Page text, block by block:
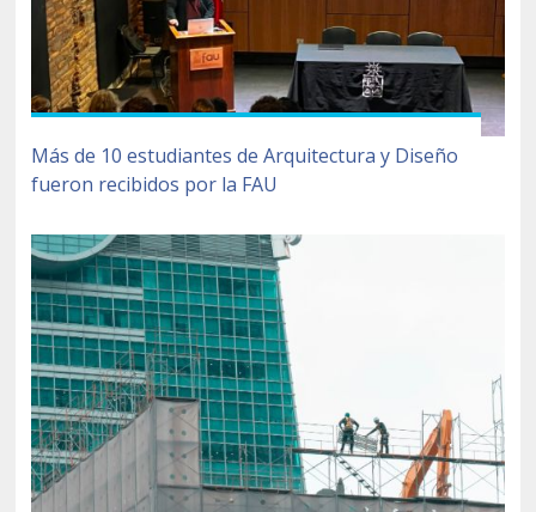
Más de 10 estudiantes de Arquitectura y Diseño
fueron recibidos por la FAU